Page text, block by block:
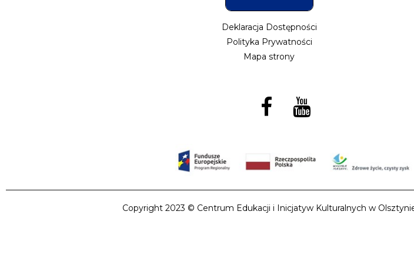
Deklaracja Dostępności
Polityka Prywatności
Mapa strony
Copyright 2023 © Centrum Edukacji i Inicjatyw Kulturalnych w